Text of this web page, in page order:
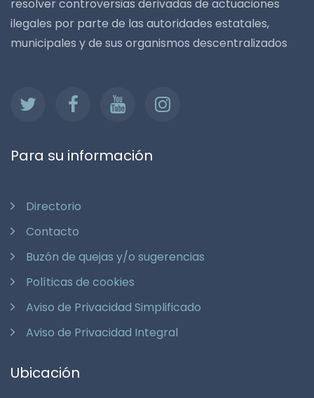
resolver controversias derivadas de actuaciones
ilegales por parte de las autoridades estatales,
municipales y de sus organismos descentralizados
Para su información
Directorio
Contacto
Buzón de quejas y/o sugerencias
Políticas de cookies
Aviso de Privacidad Simplificado
Aviso de Privacidad Integral
Ubicación